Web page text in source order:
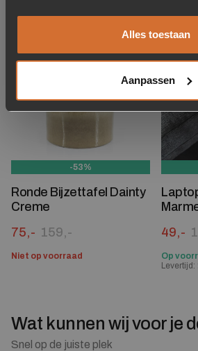
Alles toestaan
Aanpassen
Showroom model
-53%
Ronde Bijzettafel Dainty
Creme
159,-
Oorspronkelijke prijs was: 159,-.
75,-
Huidige prijs is: 75,-.
Niet op voorraad
49,-
Op
Wat kunnen wij voor je
Snel op de juiste plek